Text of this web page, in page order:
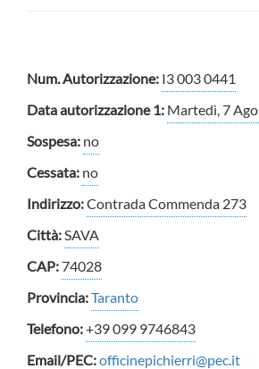
Num. Autorizzazione: I3 003 0441
Data autorizzazione 1: Martedì, 7
Sospesa: no
Cessata: no
Indirizzo:Contrada Commenda 273
Città:SAVA
CAP:74028
Provincia:Taranto
Telefono:+39 099 9746843
Email/PEC:officinepichierri@pec.it